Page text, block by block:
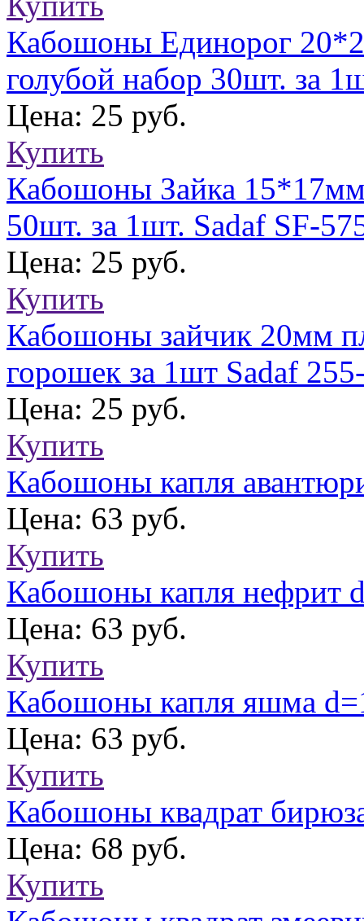
Кабошоны Единорог
голубой набор 30шт. за
Цена: 25 руб.
Купить
Кабошоны Зайка 15*17мм
50шт. за 1шт. Sadaf SF-
Цена: 25 руб.
Купить
Кабошоны зайчик 20мм
горошек за 1шт Sadaf
Цена: 25 руб.
Купить
Кабошоны капля
Цена: 63 руб.
Купить
Кабошоны капля нефрит
Цена: 63 руб.
Купить
Кабошоны капля яшма
Цена: 63 руб.
Купить
Кабошоны квадрат
Цена: 68 руб.
Купить